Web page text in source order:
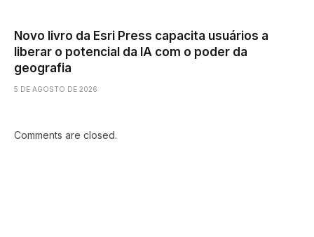
Novo livro da Esri Press capacita usuários a
liberar o potencial da IA ​​com o poder da
geografia
5 DE AGOSTO DE 2026
Comments are closed.